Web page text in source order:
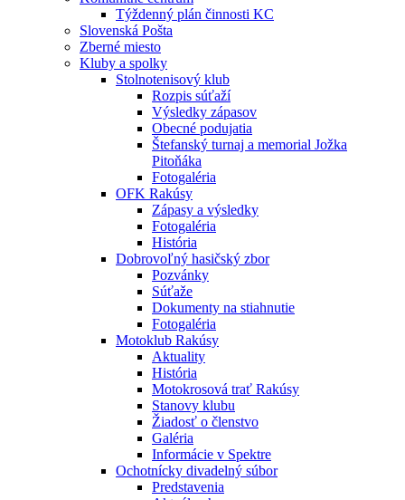
Týždenný plán činnosti KC
Slovenská Pošta
Zberné miesto
Kluby a spolky
Stolnotenisový klub
Rozpis súťaží
Výsledky zápasov
Obecné podujatia
Štefanský turnaj a memorial Jožka
Pitoňáka
Fotogaléria
OFK Rakúsy
Zápasy a výsledky
Fotogaléria
História
Dobrovoľný hasičský zbor
Pozvánky
Súťaže
Dokumenty na stiahnutie
Fotogaléria
Motoklub Rakúsy
Aktuality
História
Motokrosová trať Rakúsy
Stanovy klubu
Žiadosť o členstvo
Galéria
Informácie v Spektre
Ochotnícky divadelný súbor
Predstavenia